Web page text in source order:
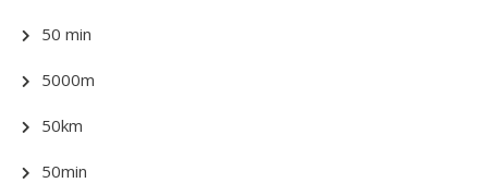
50 min
5000m
50km
50min